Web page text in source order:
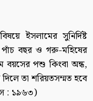
ইসলামের সুনির্দিষ্ট
পাঁচ বছর ও গরু-মহিষের
পশু কিংবা অন্ধ,
তা শরিয়তসম্মত হবে
: ১৯৬৩)